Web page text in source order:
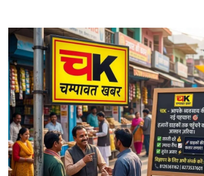
प्रशासनिक फेरबदल,
और विधायक के
डालने वाला आरोपी